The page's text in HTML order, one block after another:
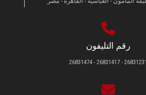
رقم التليفون
26831231 - 26831417 - 26831474